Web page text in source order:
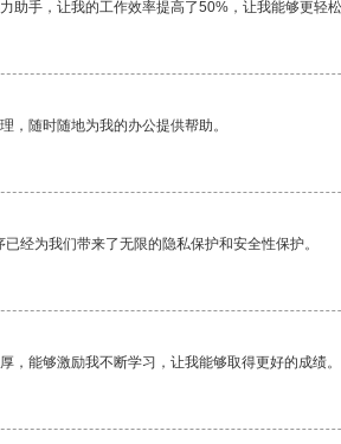
助手，让我的工作效率提高了50%，让我能够更轻松
，随时随地为我的办公提供帮助。
经为我们带来了无限的隐私保护和安全性保护。
，能够激励我不断学习，让我能够取得更好的成绩。